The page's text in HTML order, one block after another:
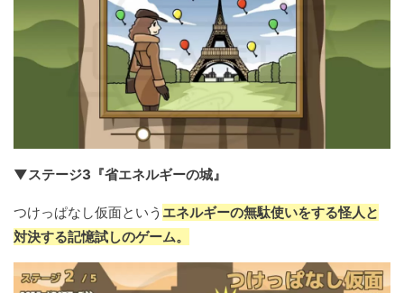
▼ステージ3『省エネルギーの城』
つけっぱなし仮面という エネルギーの無駄使いをする怪人と
対決する記憶試しのゲーム。